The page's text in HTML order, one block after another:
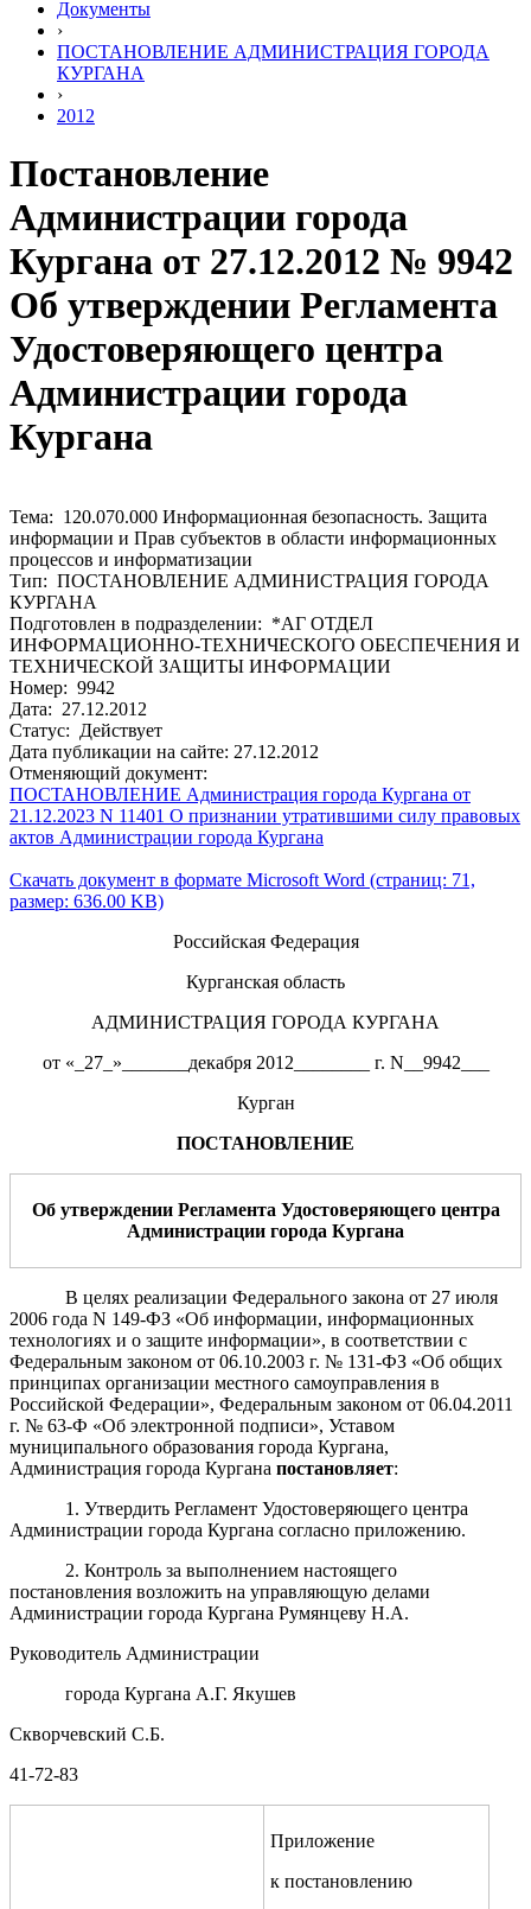
Документы
›
ПОСТАНОВЛЕНИЕ АДМИНИСТРАЦИЯ ГОРОДА
КУРГАНА
›
2012
Постановление
Администрации города
Кургана от 27.12.2012 № 9942
Об утверждении Регламента
Удостоверяющего центра
Администрации города
Кургана
Тема: 120.070.000 Информационная безопасность. Защита
информации и Прав субъектов в области информационных
процессов и информатизации
Тип: ПОСТАНОВЛЕНИЕ АДМИНИСТРАЦИЯ ГОРОДА
КУРГАНА
Подготовлен в подразделении: *АГ ОТДЕЛ
ИНФОРМАЦИОННО-ТЕХНИЧЕСКОГО ОБЕСПЕЧЕНИЯ И
ТЕХНИЧЕСКОЙ ЗАЩИТЫ ИНФОРМАЦИИ
Номер: 9942
Дата: 27.12.2012
Статус: Действует
Дата публикации на сайте: 27.12.2012
Отменяющий документ:
ПОСТАНОВЛЕНИЕ Администрация города Кургана от
21.12.2023 N 11401 О признании утратившими силу правовых
актов Администрации города Кургана
Скачать документ в формате Microsoft Word (страниц: 71,
размер: 636.00 KB)
Российская Федерация
Курганская область
АДМИНИСТРАЦИЯ ГОРОДА КУРГАНА
от «_27_»_______декабря 2012________ г. N__9942___
Курган
ПОСТАНОВЛЕНИЕ
Об утверждении Регламента Удостоверяющего центра
Администрации города Кургана
В целях реализации Федерального закона от 27 июля
2006 года N 149-ФЗ «Об информации, информационных
технологиях и о защите информации», в соответствии с
Федеральным законом от 06.10.2003 г. № 131-ФЗ «Об общих
принципах организации местного самоуправления в
Российской Федерации», Федеральным законом от 06.04.2011
г. № 63-Ф «Об электронной подписи», Уставом
муниципального образования города Кургана,
Администрация города Кургана постановляет:
1. Утвердить Регламент Удостоверяющего центра
Администрации города Кургана согласно приложению.
2. Контроль за выполнением настоящего
постановления возложить на управляющую делами
Администрации города Кургана Румянцеву Н.А.
Руководитель Администрации
города Кургана А.Г. Якушев
Скворчевский С.Б.
41-72-83
Приложение
к постановлению